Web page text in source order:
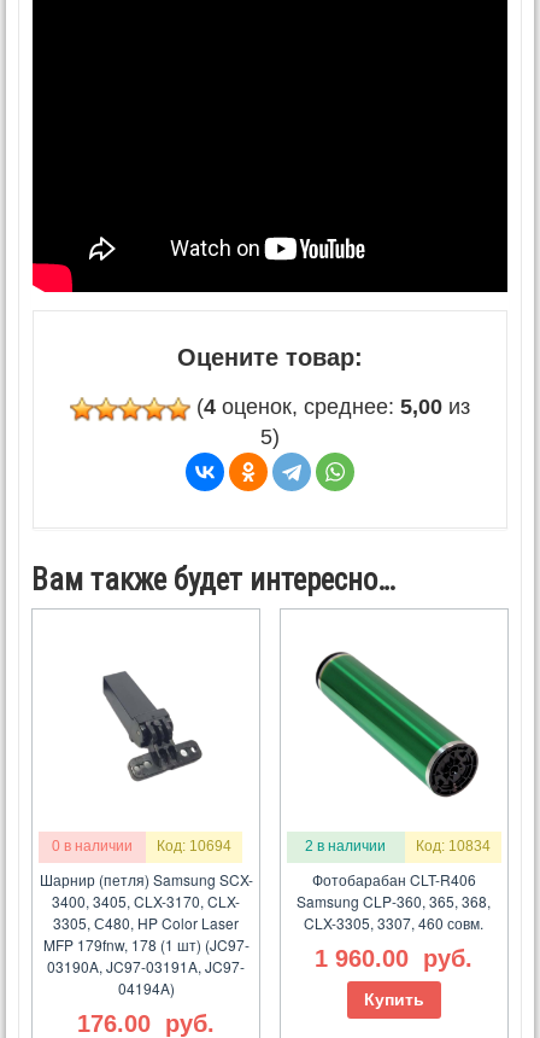
Оцените товар:
(4 оценок, среднее: 5,00 из
5)
Вам также будет интересно…
0 в наличии Код: 10694
Шарнир (петля) Samsung SCX-
3400, 3405, CLX-3170, CLX-
3305, С480, HP Color Laser
MFP 179fnw, 178 (1 шт) (JC97-
03190A, JC97-03191A, JC97-
04194A)
176.00 руб.
2 в наличии Код: 10834
Фотобарабан CLT-R406
Samsung CLP-360, 365, 368,
CLX-3305, 3307, 460 совм.
1 960.00 руб.
Купить